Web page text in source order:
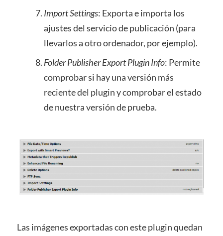
Import Settings: Exporta e importa los
ajustes del servicio de publicación (para
llevarlos a otro ordenador, por ejemplo).
Folder Publisher Export Plugin Info: Permite
comprobar si hay una versión más
reciente del plugin y comprobar el estado
de nuestra versión de prueba.
Las imágenes exportadas con este plugin quedan